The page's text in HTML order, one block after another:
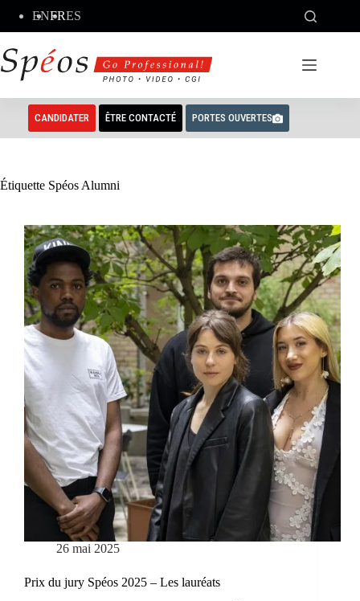
contenu
ENFRES
CANDIDATER ÊTRE CONTACTÉ PORTES OUVERTES
Étiquette Spéos Alumni
26 mai 2025
Prix du jury Spéos 2025 – Les lauréats